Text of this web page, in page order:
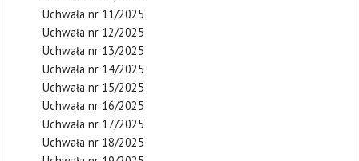
Uchwała nr 11/2025
Uchwała nr 12/2025
Uchwała nr 13/2025
Uchwała nr 14/2025
Uchwała nr 15/2025
Uchwała nr 16/2025
Uchwała nr 17/2025
Uchwała nr 18/2025